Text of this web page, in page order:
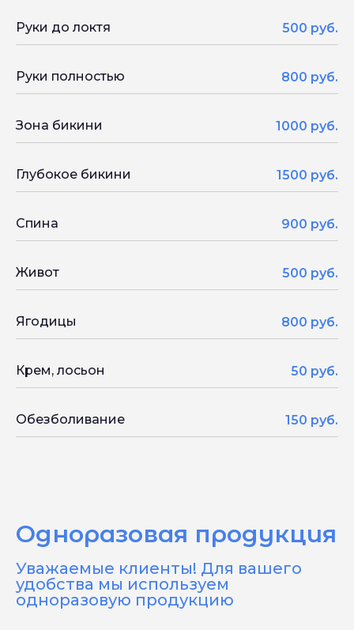
Руки до локтя 500 руб.
Руки полностью 800 руб.
Зона бикини 1000 руб.
Глубокое бикини 1500 руб.
Спина 900 руб.
Живот 500 руб.
Ягодицы 800 руб.
Крем, лосьон 50 руб.
Обезболивание 150 руб.
Одноразовая продукция
Уважаемые клиенты! Для вашего
удобства мы используем
одноразовую продукцию